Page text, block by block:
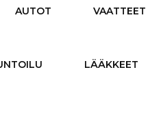
AUTOT VAATTEET
LÄÄKKEET